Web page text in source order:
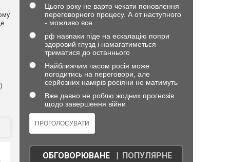
Цього року не варто чекати поновлення
переговорного процесу. А от наступного
- можливо все
рф навпаки піде на ескалацію попри
здоровий глузд і намагатиметься
триматися до останнього
Найближчим часом росія може
погодитись на переговори, але
серйозних намірів росіяни не матимуть
Вже давно не роблю жодних прогнозів
щодо завершення війни
ОБГОВОРЮВАНЕ| ПОПУЛЯРНЕ